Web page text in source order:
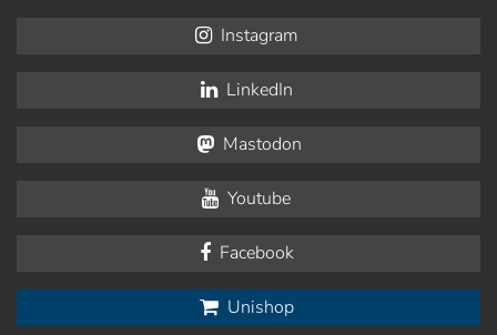
Instagram
LinkedIn
Mastodon
Youtube
Facebook
Unishop